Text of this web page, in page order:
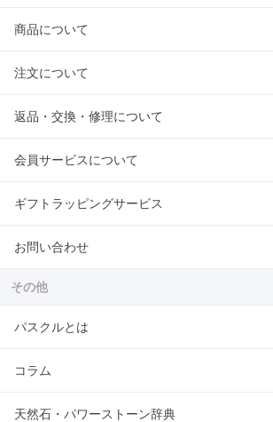
商品について
注文について
返品・交換・修理について
会員サービスについて
ギフトラッピングサービス
お問い合わせ
その他
パスクルとは
コラム
天然石・パワーストーン辞典